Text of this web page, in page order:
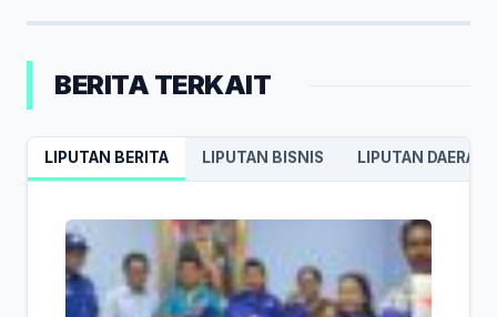
BERITA TERKAIT
LIPUTAN BERITA LIPUTAN BISNIS LIPUTAN DAERAH